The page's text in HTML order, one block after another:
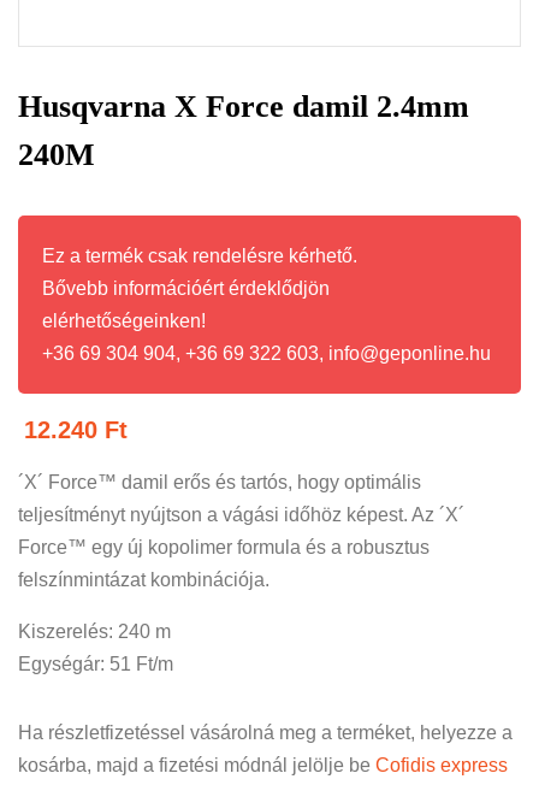
Husqvarna X Force damil 2.4mm
240M
Ez a termék csak rendelésre kérhető.
Bővebb információért érdeklődjön
elérhetőségeinken!
+36 69 304 904, +36 69 322 603, info@geponline.hu
12.240 Ft
´X´ Force™ damil erős és tartós, hogy optimális
teljesítményt nyújtson a vágási időhöz képest. Az ´X´
Force™ egy új kopolimer formula és a robusztus
felszínmintázat kombinációja.
Kiszerelés: 240 m
Egységár: 51 Ft/m
Ha részletfizetéssel vásárolná meg a terméket, helyezze a
kosárba, majd a fizetési módnál jelölje be Cofidis express